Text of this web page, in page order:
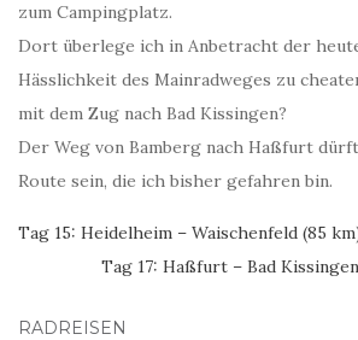
zum Campingplatz.
Dort überlege ich in Anbetracht der
Hässlichkeit des Mainradweges zu
mit dem Zug nach Bad Kissingen?
Der Weg von Bamberg nach Haßfurt
Route sein, die ich bisher gefahren bin.
Tag 15: Heidelheim – Waischenfeld (85
Tag 17: Haßfurt – Bad
RADREISEN